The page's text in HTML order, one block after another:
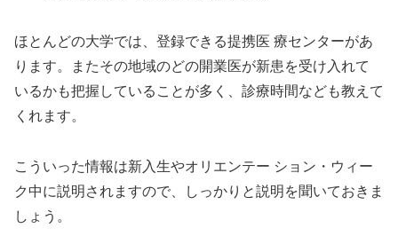
ほとんどの大学では、登録できる提携医 療センターがあ
ります。またその地域のどの開業医が新患を受け入れて
いるかも把握していることが多く、診療時間なども教えて
くれます。
こういった情報は新入生やオリエンテー ション・ウィー
ク中に説明されますので、しっかりと説明を聞いておきま
しょう。